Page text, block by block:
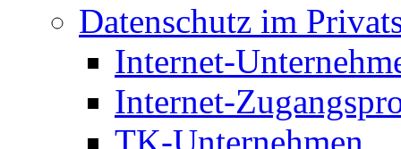
Datenschutz im
Internet-
Internet-
TK-Unternehmen